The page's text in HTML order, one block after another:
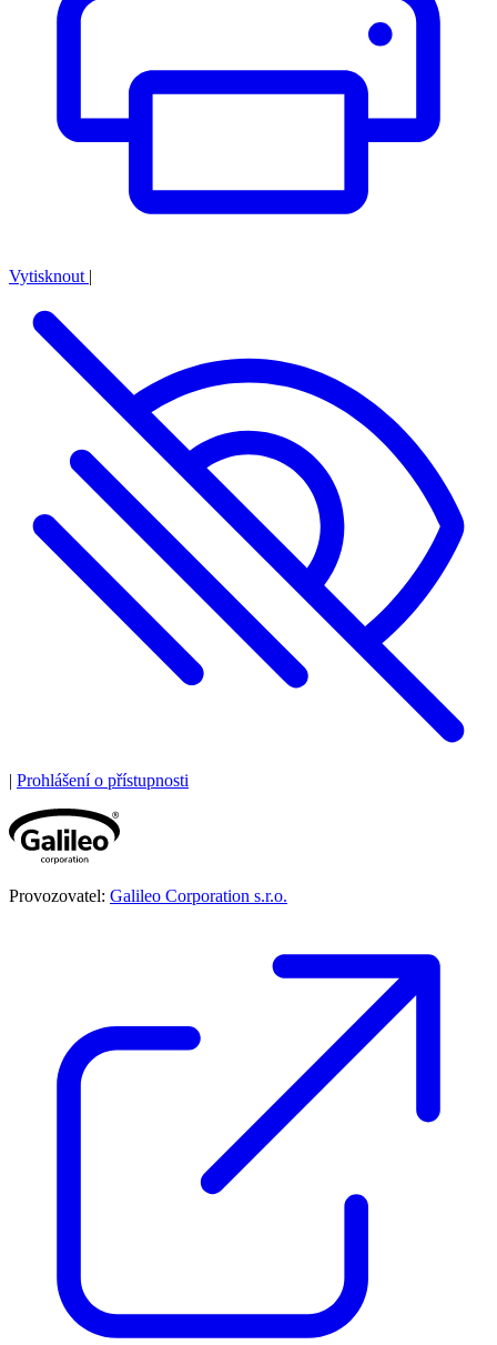
Vytisknout |
| Prohlášení o přístupnosti
Provozovatel: Galileo Corporation s.r.o.